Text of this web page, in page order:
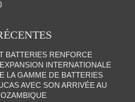
BATTERIES RENFORCE
INTERNATIONALE
LA GAMME DE BATTERIES
AVEC SON ARRIVÉE AU